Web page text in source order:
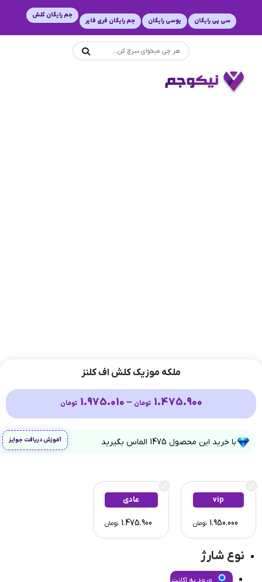
سی پی رایگان یوسی رایگان جم رایگان فری فایر
جم رایگان کلش
ملکه موزیک کلش اف کلنز
1.475.900 تومان –
1.975.010 تومان
با خرید این محصول 1475 الماس بگیرید آموزش دریافت جوایز
vip
1.950.000 تومان
عادی
1.475.900 تومان
نوع شارژ